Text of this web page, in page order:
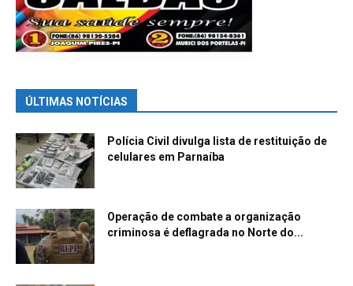
ÚLTIMAS NOTÍCIAS
Polícia Civil divulga lista de restituição de
celulares em Parnaíba
Operação de combate a organização
criminosa é deflagrada no Norte do...